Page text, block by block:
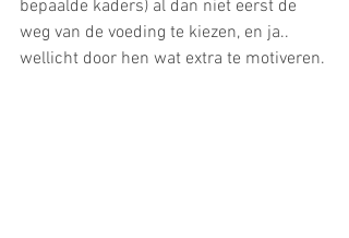
bepaalde kaders) al dan niet eerst de
weg van de voeding te kiezen, en ja..
wellicht door hen wat extra te motiveren.